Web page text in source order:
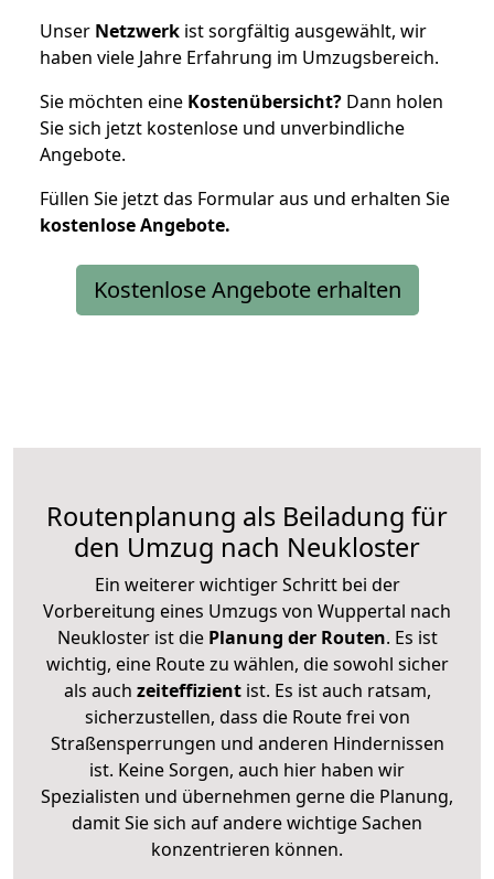
Unser Netzwerk ist sorgfältig ausgewählt, wir
haben viele Jahre Erfahrung im Umzugsbereich.
Sie möchten eine Kostenübersicht? Dann holen
Sie sich jetzt kostenlose und unverbindliche
Angebote.
Füllen Sie jetzt das Formular aus und erhalten Sie
kostenloseAngebote.
Kostenlose Angebote erhalten
Routenplanung als Beiladung für
den Umzug nach Neukloster
Ein weiterer wichtiger Schritt bei der
Vorbereitung eines Umzugs von Wuppertal nach
Neukloster ist diePlanung der Routen. Es ist
wichtig, eine Route zu wählen, die sowohl sicher
als auch zeiteffizientist. Es ist auch ratsam,
sicherzustellen, dass die Route frei von
Straßensperrungen und anderen Hindernissen
ist. Keine Sorgen, auch hier haben wir
Spezialisten und übernehmen gerne die Planung,
damit Sie sich auf andere wichtige Sachen
konzentrieren können.